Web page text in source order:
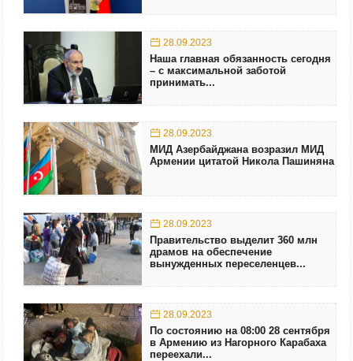
28.09.2023
Наша главная обязанность сегодня
– с максимальной заботой
принимать...
28.09.2023
МИД Азербайджана возразил МИД
Армении цитатой Никола Пашиняна
28.09.2023
Правительство выделит 360 млн
драмов на обеспечение
вынужденных переселенцев...
28.09.2023
По состоянию на 08:00 28 сентября
в Армению из Нагорного Карабаха
переехали...